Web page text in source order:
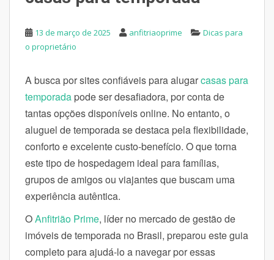
13 de março de 2025 anfitriaoprime
Dicas para
o proprietário
A busca por sites confiáveis para alugarcasas para
temporada pode ser desafiadora, por conta de
tantas opções disponíveis online. No entanto, o
aluguel de temporada se destaca pela flexibilidade,
conforto e excelente custo-benefício. O que torna
este tipo de hospedagem ideal para famílias,
grupos de amigos ou viajantes que buscam uma
experiência autêntica.
OAnfitrião Prime, líder no mercado de gestão de
imóveis de temporada no Brasil, preparou este guia
completo para ajudá-lo a navegar por essas